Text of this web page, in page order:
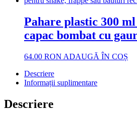
Pahare plastic 300
capac bombat cu
64.00 RON ADAUGĂ ÎN COȘ
Descriere
Informații suplimentare
Descriere